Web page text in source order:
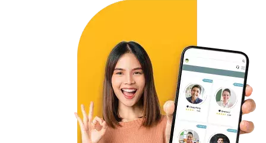
obbiettivi settimanali e mensili siano raggiunti.